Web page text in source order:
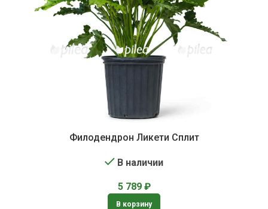
Филодендрон Ликети Сплит
В наличии
5 789 ₽
В корзину